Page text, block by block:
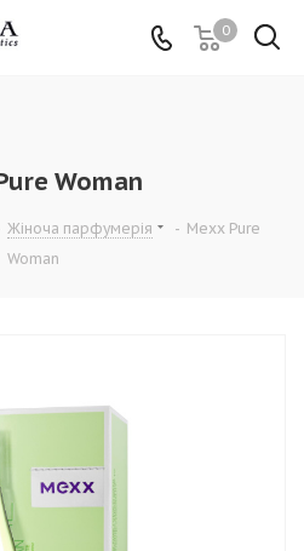
0
Woman
Жіноча парфумерія - Mexx Pure
Woman